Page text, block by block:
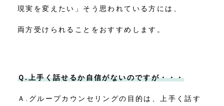
現実を変えたい」そう思われている方には、
両方受けられることをおすすめします。
Ｑ.上手く話せるか自信がないのですが・・・
Ａ.グループカウンセリングの目的は、上手く話す